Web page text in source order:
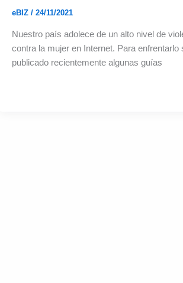
eBIZ/24/11/2021
Nuestro país adolece de un alto nivel de
contra la mujer en Internet. Para enfrentarlo
publicado recientemente algunas guías